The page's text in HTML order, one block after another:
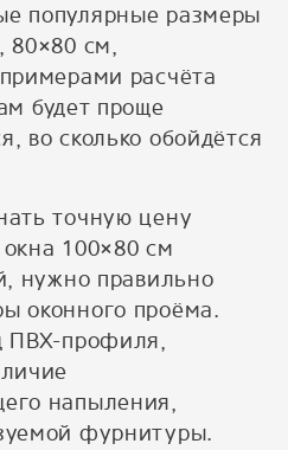
популярные размеры
80×80 см,
расчёта
будет проще
во сколько обойдётся
точную цену
окна 100×80 см
нужно правильно
оконного проёма.
ПВХ-профиля,
напыления,
фурнитуры.